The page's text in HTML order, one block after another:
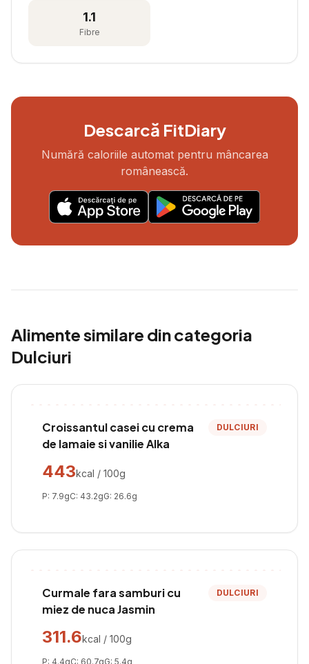
1.1
Fibre
Descarcă FitDiary
Numără caloriile automat pentru mâncarea
românească.
Alimente similare din categoria
Dulciuri
Croissantul casei cu crema
de lamaie si vanilie Alka
DULCIURI
443kcal / 100g
P: 7.9gC: 43.2gG: 26.6g
Curmale fara samburi cu
miez de nuca Jasmin
DULCIURI
311.6kcal / 100g
P: 4.4gC: 60.7gG: 5.4g